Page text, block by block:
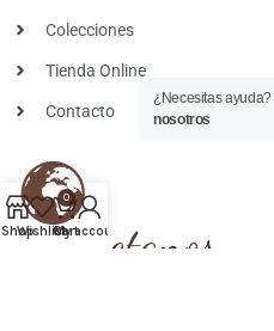
Colecciones
Tienda Online
Contacto
Contactanos
¿Necesitas ayuda?
nosotros
ShopWishlist
0
Cart
My account